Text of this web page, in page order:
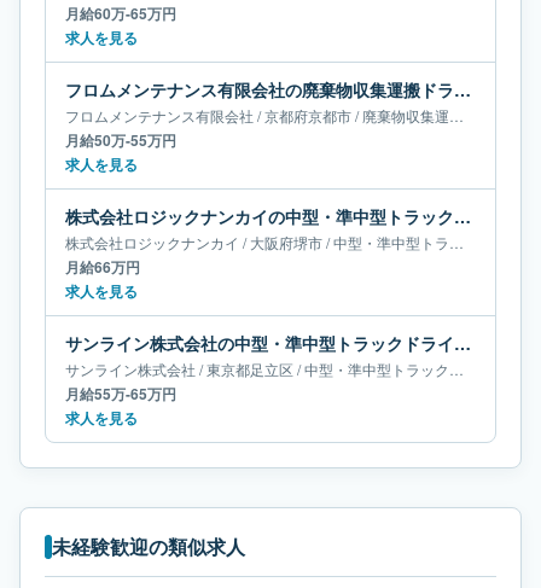
月給60万-65万円
求人を見る
フロムメンテナンス有限会社の廃棄物収集運搬ドライバー求人｜京都府京都市｜月給50万-55万円
フロムメンテナンス有限会社 /京都府京都市/廃棄物収集運搬ドライバー
月給50万-55万円
求人を見る
株式会社ロジックナンカイの中型・準中型トラックドライバー求人｜大阪府堺市｜月給66万円
株式会社ロジックナンカイ /大阪府堺市/中型・準中型トラックドライバー
月給66万円
求人を見る
サンライン株式会社の中型・準中型トラックドライバー求人｜東京都足立区｜月給55万-65万円
サンライン株式会社 /東京都足立区 /中型・準中型トラックドライバー
月給55万-65万円
求人を見る
未経験歓迎の類似求人